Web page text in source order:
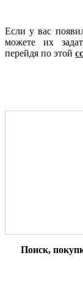
Если у вас
можете их
перейдя по этой
Поиск,